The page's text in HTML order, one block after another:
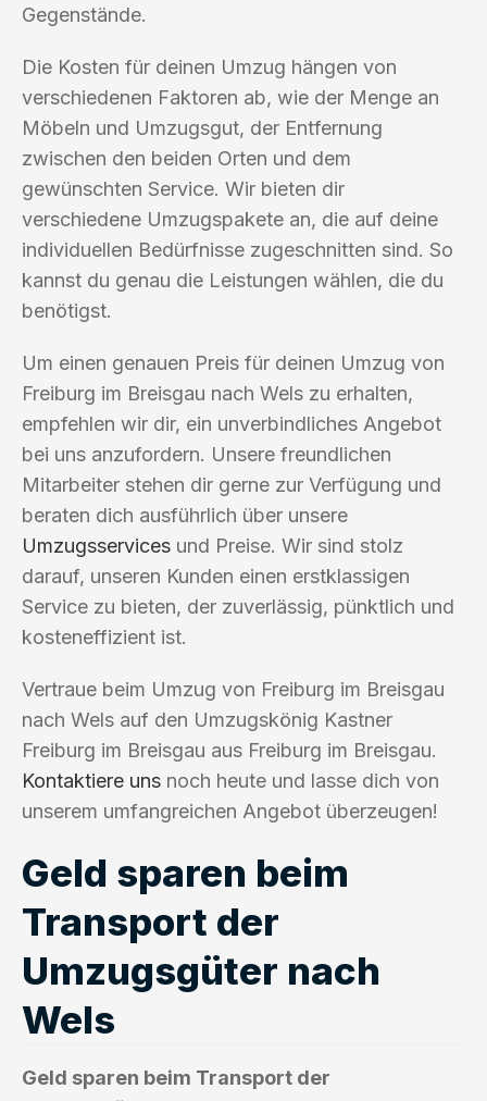
Gegenstände.
Die Kosten für deinen Umzug hängen von
verschiedenen Faktoren ab, wie der Menge an
Möbeln und Umzugsgut, der Entfernung
zwischen den beiden Orten und dem
gewünschten Service. Wir bieten dir
verschiedene Umzugspakete an, die auf deine
individuellen Bedürfnisse zugeschnitten sind. So
kannst du genau die Leistungen wählen, die du
benötigst.
Um einen genauen Preis für deinen Umzug von
Freiburg im Breisgau nach Wels zu erhalten,
empfehlen wir dir, ein unverbindliches Angebot
bei uns anzufordern. Unsere freundlichen
Mitarbeiter stehen dir gerne zur Verfügung und
beraten dich ausführlich über unsere
Umzugsservices und Preise. Wir sind stolz
darauf, unseren Kunden einen erstklassigen
Service zu bieten, der zuverlässig, pünktlich und
kosteneffizient ist.
Vertraue beim Umzug von Freiburg im Breisgau
nach Wels auf den Umzugskönig Kastner
Freiburg im Breisgau aus Freiburg im Breisgau.
Kontaktiere uns noch heute und lasse dich von
unserem umfangreichen Angebot überzeugen!
Geld sparen beim
Transport der
Umzugsgüter nach
Wels
Geld sparen beim Transport der